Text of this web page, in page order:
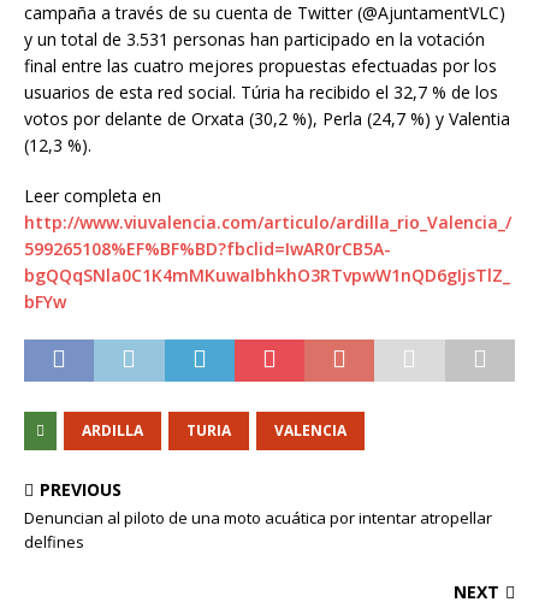
campaña a través de su cuenta de Twitter (@AjuntamentVLC)
y un total de 3.531 personas han participado en la votación
final entre las cuatro mejores propuestas efectuadas por los
usuarios de esta red social. Túria ha recibido el 32,7 % de los
votos por delante de Orxata (30,2 %), Perla (24,7 %) y Valentia
(12,3 %).
Leer completa en
http://www.viuvalencia.com/articulo/ardilla_rio_Valencia_/
599265108%EF%BF%BD?fbclid=IwAR0rCB5A-
bgQQqSNla0C1K4mMKuwaIbhkhO3RTvpwW1nQD6gIjsTlZ_
bFYw
ARDILLA TURIA VALENCIA
PREVIOUS
Denuncian al piloto de una moto acuática por intentar atropellar
delfines
NEXT